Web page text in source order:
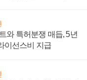
와 특허분쟁 매듭, 5년
이선스비 지급